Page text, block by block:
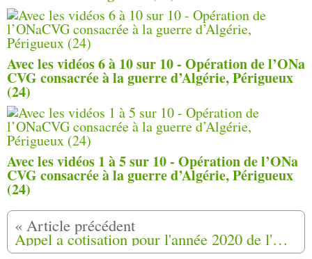
Avec les vidéos 6 à 10 sur 10 - Opération de l’ONa
CVG consacrée à la guerre d’Algérie, Périgueux
(24)
Avec les vidéos 1 à 5 sur 10 - Opération de l’ONa
CVG consacrée à la guerre d’Algérie, Périgueux
(24)
Appel a cotisation pour l'année 2020 de l'Association Générations Harkis